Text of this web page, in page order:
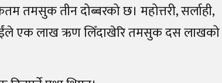
तमसुक तीन दोब्बरको छ। महोत्तरी, सर्लाही,
एक लाख ऋण लिँदाखेरि तमसुक दस